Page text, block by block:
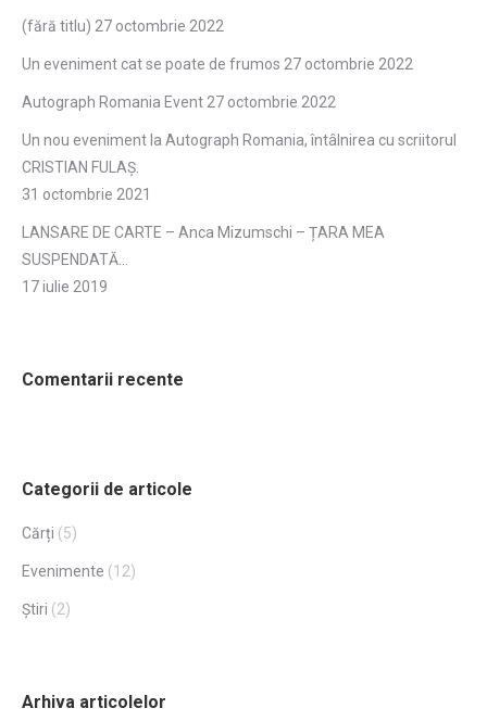
(fără titlu) 27 octombrie 2022
Un eveniment cat se poate de frumos 27 octombrie 2022
Autograph Romania Event 27 octombrie 2022
Un nou eveniment la Autograph Romania, întâlnirea cu scriitorul
CRISTIAN FULAŞ.
31 octombrie 2021
LANSARE DE CARTE – Anca Mizumschi – ȚARA MEA
SUSPENDATĂ…
17 iulie 2019
Comentarii recente
Categorii de articole
Cărți (5)
Evenimente (12)
Știri (2)
Arhiva articolelor